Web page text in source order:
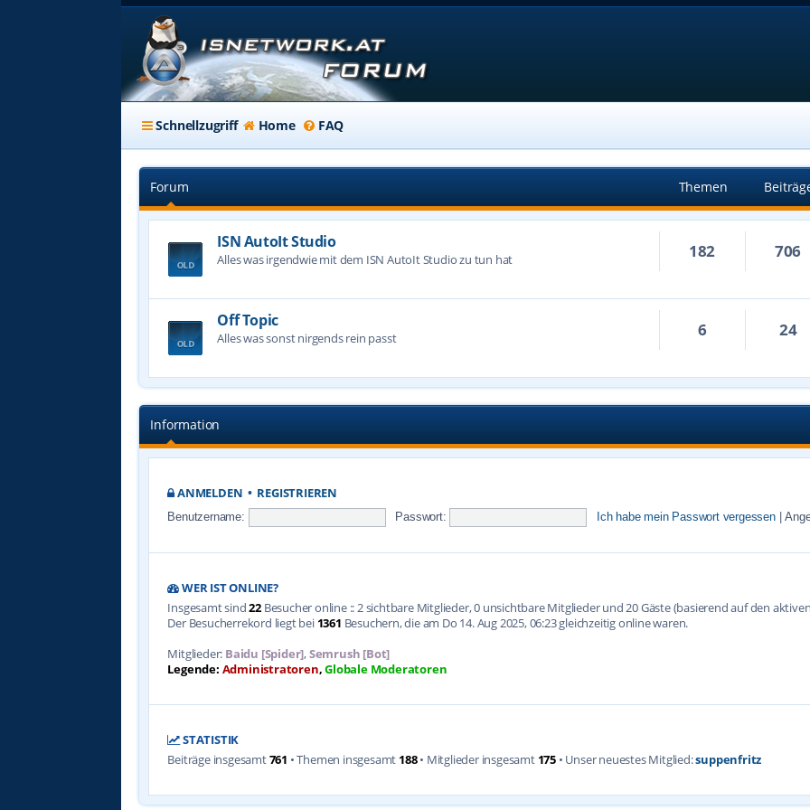
Schnellzugriff Home FAQ
Forum Themen
ISN AutoIt Studio
Alles was irgendwie mit dem ISN AutoIt Studio zu tun hat 182 706
Off Topic
Alles was sonst nirgends rein passt 6 24
Information
ANMELDEN • REGISTRIEREN
Benutzername: Passwort: Ich habe mein Passwort vergessen
WER IST ONLINE?
Insgesamt sind22 Besucher online :: 2 sichtbare Mitglieder, 0 unsichtbare Mitglieder und 20 Gäste (basierend auf den
Der Besucherrekord liegt bei 1361 Besuchern, die am Do 14. Aug 2025, 06:23 gleichzeitig online waren.
Mitglieder: Baidu [Spider],Semrush [Bot]
Legende: Administratoren,Globale Moderatoren
STATISTIK
Beiträge insgesamt761 • Themen insgesamt 188• Mitglieder insgesamt 175 • Unser neuestes Mitglied:suppenfritz